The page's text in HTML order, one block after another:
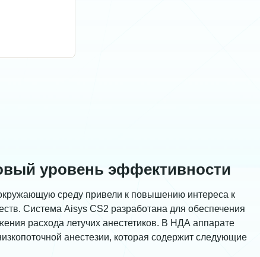
уровень эффективности
среду привели к повышению интереса к
Система Aisуs CS2 разработана для обеспечения
расхода летучих анестетиков. В НДА аппарате
анестезии, которая содержит следующие